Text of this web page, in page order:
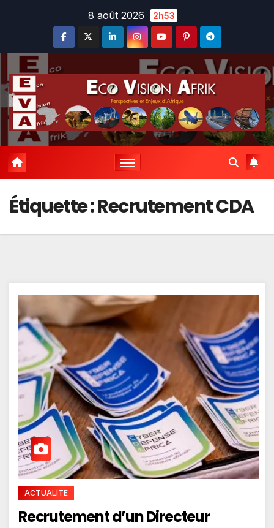
8 août 2026 2h53
Étiquette :Recrutement CDA
ACTUALITE
Recrutement d’un Directeur